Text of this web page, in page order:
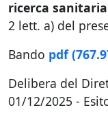
ricerca sanitaria
2 lett. a) del
Bando pdf
Delibera del
01/12/2025 -